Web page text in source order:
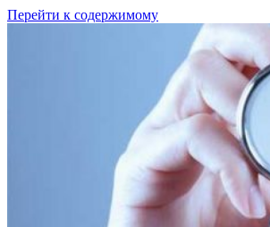
Перейти к содержимому